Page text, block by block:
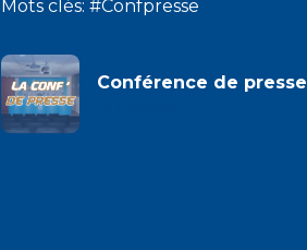
Mots clés: #Confpresse
Conférence de presse